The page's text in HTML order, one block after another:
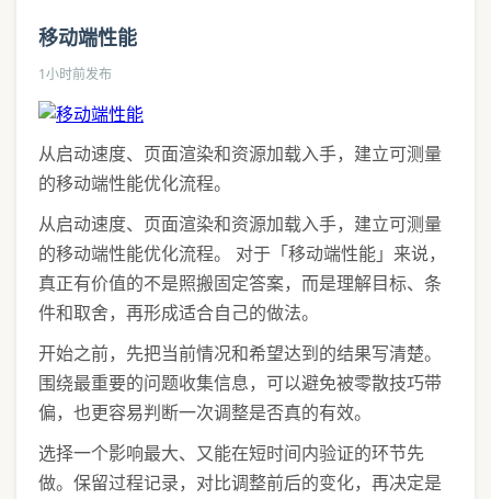
移动端性能
1小时前发布
从启动速度、页面渲染和资源加载入手，建立可测量
的移动端性能优化流程。
从启动速度、页面渲染和资源加载入手，建立可测量
的移动端性能优化流程。 对于「移动端性能」来说，
真正有价值的不是照搬固定答案，而是理解目标、条
件和取舍，再形成适合自己的做法。
开始之前，先把当前情况和希望达到的结果写清楚。
围绕最重要的问题收集信息，可以避免被零散技巧带
偏，也更容易判断一次调整是否真的有效。
选择一个影响最大、又能在短时间内验证的环节先
做。保留过程记录，对比调整前后的变化，再决定是